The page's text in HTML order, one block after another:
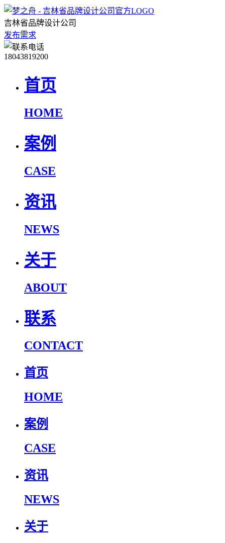
吉林省品牌设计公司
发布需求
18043819200
首页
HOME
案例
CASE
资讯
NEWS
关于
ABOUT
联系
CONTACT
首页
HOME
案例
CASE
资讯
NEWS
关于